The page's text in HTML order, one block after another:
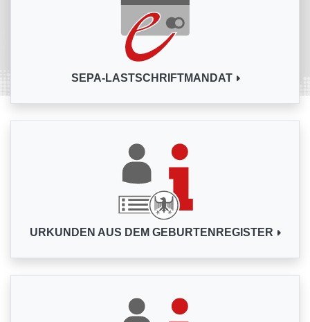
SEPA-LASTSCHRIFTMANDAT
URKUNDEN AUS DEM GEBURTENREGISTER